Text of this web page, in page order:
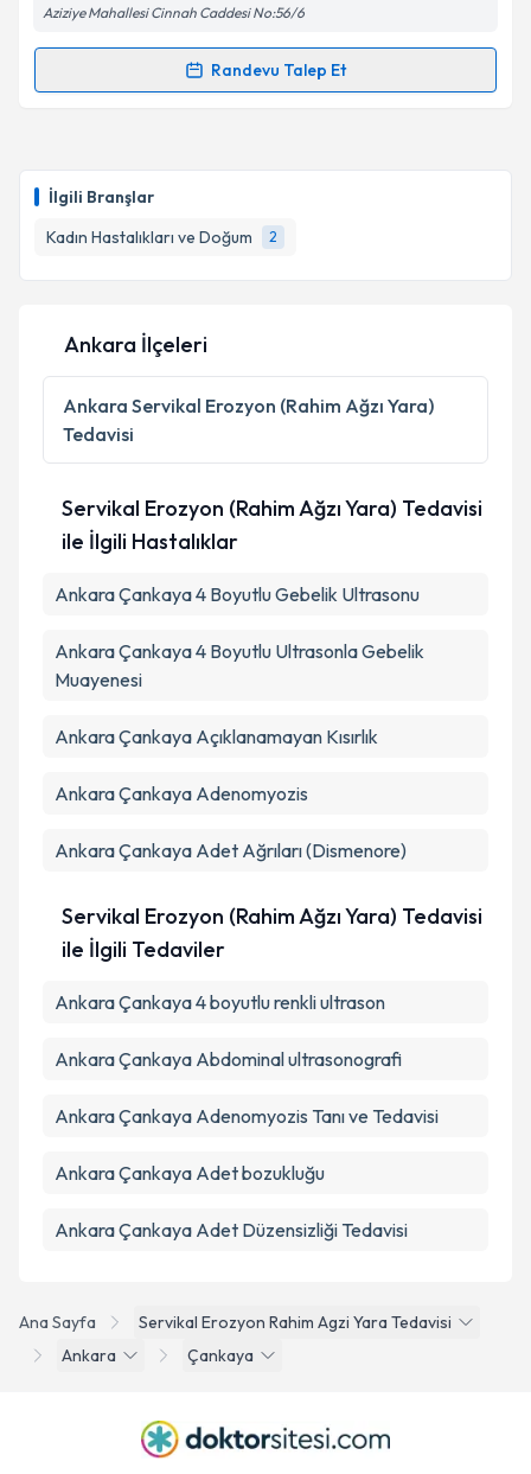
İlgili Branşlar
Kadın Hastalıkları ve Doğum
2
Aziziye Mahallesi Cinnah Caddesi No:56/6
Randevu Talep Et
Randevu Takvimi Talebi
takvim hazırlandığında e-posta ile bilgilendireceğiz.
Kişisel verilerimin işlenmesine ilişkinAydınlatma
Metni
'ni okudum ve kişisel verilerimin belirtilen
kapsamda işlenmesini kabul ediyorum.
Takvim Talebini Gönder
Ana Sayfa
Servikal Erozyon Rahim Agzi Yara Tedavisi
Ankara
Çankaya
Ankara İlçeleri
Ankara Servikal Erozyon (Rahim Ağzı Yara)
Tedavisi
Servikal Erozyon (Rahim Ağzı Yara) Tedavisi
ile İlgili Hastalıklar
Ankara Çankaya 4 Boyutlu Gebelik Ultrasonu
Ankara Çankaya 4 Boyutlu Ultrasonla Gebelik
Muayenesi
Ankara Çankaya Açıklanamayan Kısırlık
Ankara Çankaya Adenomyozis
Ankara Çankaya Adet Ağrıları (Dismenore)
Servikal Erozyon (Rahim Ağzı Yara) Tedavisi
ile İlgili Tedaviler
Ankara Çankaya 4 boyutlu renkli ultrason
Ankara Çankaya Abdominal ultrasonografi
Ankara Çankaya Adenomyozis Tanı ve Tedavisi
Ankara Çankaya Adet bozukluğu
Ankara Çankaya Adet Düzensizliği Tedavisi